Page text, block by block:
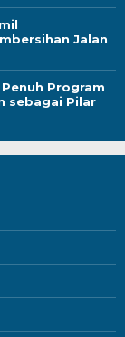
Jalan
Program
sebagai Pilar